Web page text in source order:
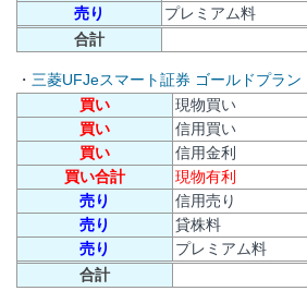
売り
プレミアム料
合計
・ 三菱UFJeスマート証券 ゴールドプラン
買い
現物買い
買い
信用買い
買い
信用金利
買い合計
現物有利
売り
信用売り
売り
貸株料
売り
プレミアム料
合計